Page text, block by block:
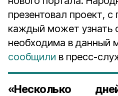
презентовал проект,
каждый может узнать
необходима в данный
сообщили в пресс-
«Несколько